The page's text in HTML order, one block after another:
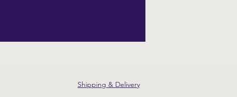
Shipping & Delivery